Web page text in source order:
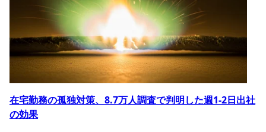
在宅勤務の孤独対策、8.7万人調査で判明した週1-2日出社
の効果